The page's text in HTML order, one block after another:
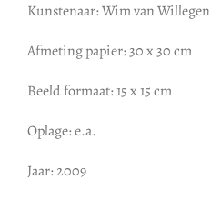
Kunstenaar: Wim van Willegen
Afmeting papier: 30 x 30 cm
Beeld formaat: 15 x 15 cm
Oplage: e.a.
Jaar: 2009